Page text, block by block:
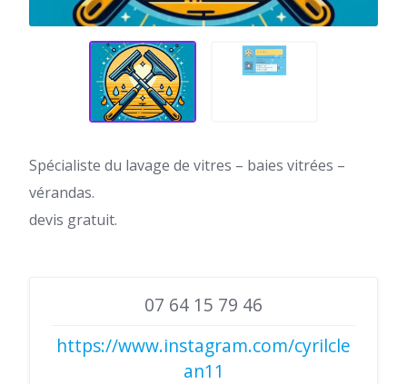
Spécialiste du lavage de vitres – baies vitrées –
vérandas.
devis gratuit.
07 64 15 79 46
https://www.instagram.com/cyrilcle
an11